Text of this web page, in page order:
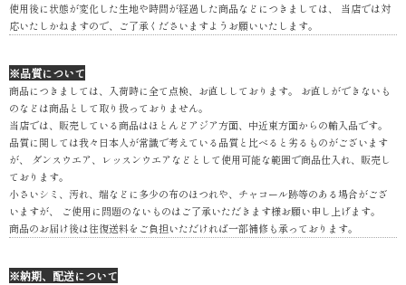
使用後に状態が変化した生地や時間が経過した商品などにつきましては、 当店では対
応いたしかねますので、ご了承くださいますようお願いいたします。
※品質について
商品につきましては、入荷時に全て点検、お直ししております。 お直しができないも
のなどは商品として取り扱っておりません。
当店では、販売している商品はほとんどアジア方面、中近東方面からの輸入品です。
品質に関しては我々日本人が常識で考えている品質と比べると劣るものがございます
が、 ダンスウエア、レッスンウエアなどとして使用可能な範囲で商品仕入れ、販売し
ております。
小さいシミ、汚れ、端などに多少の布のほつれや、チャコール跡等のある場合がござ
いますが、 ご使用に問題のないものはご了承いただきます様お願い申し上げます。
商品のお届け後は往復送料をご負担いただければ一部補修も承っております。
※納期、配送について